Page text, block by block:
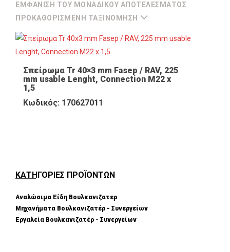
ΕΜΦΆΝΙΣΗ ΤΟΥ ΜΟΝΑΔΙΚΟΎ ΑΠΟΤΕΛΈΣΜΑΤΟΣ
ΠΡΟΚΑΘΟΡΙΣΜΈΝΗ ΤΑΞΙΝΌΜΗΣΗ
Σπείρωμα Tr 40×3 mm Fasep / RAV, 225
mm usable Lenght, Connection M22 x
1,5
Κωδικός: 170627011
ΚΑΤΗΓΟΡΙΕΣ ΠΡΟΪΟΝΤΩΝ
Αναλώσιμα Είδη Βουλκανιζατερ
Μηχανήματα Βουλκανιζατέρ - Συνεργείων
Εργαλεία Βουλκανιζατέρ - Συνεργείων